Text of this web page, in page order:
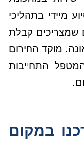
מיידי בתהליכי
שמצריכים קבלת
מוקד החירום
התחייבות
במקום